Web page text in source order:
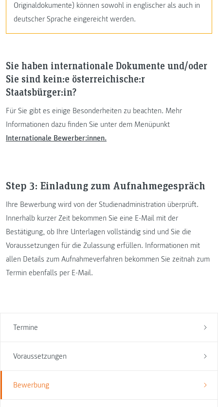
Termine
Voraussetzungen
Bewerbung
Originaldokumente) können sowohl in englischer als auch in
deutscher Sprache eingereicht werden.
Sie haben internationale Dokumente und/oder
Sie sind kein:e österreichische:r
Staatsbürger:in?
Für Sie gibt es einige Besonderheiten zu beachten. Mehr
Informationen dazu finden Sie unter dem Menüpunkt
Internationale Bewerber:innen.
Step 3: Einladung zum Aufnahmegespräch
Ihre Bewerbung wird von der Studienadministration überprüft.
Innerhalb kurzer Zeit bekommen Sie eine E-Mail mit der
Bestätigung, ob Ihre Unterlagen vollständig sind und Sie die
Voraussetzungen für die Zulassung erfüllen. Informationen mit
allen Details zum Aufnahmeverfahren bekommen Sie zeitnah zum
Termin ebenfalls per E-Mail.